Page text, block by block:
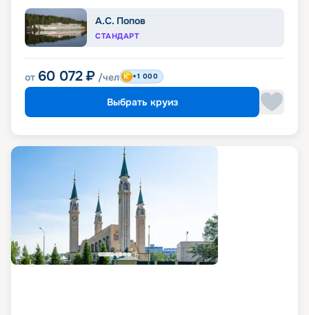
А.С. Попов
СТАНДАРТ
от 60 072 ₽ /чел +1 000
Выбрать круиз